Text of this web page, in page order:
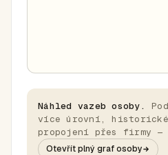
Náhled vazeb osoby.
více úrovní, historické
propojení přes firmy —
Otevřít plný graf osoby